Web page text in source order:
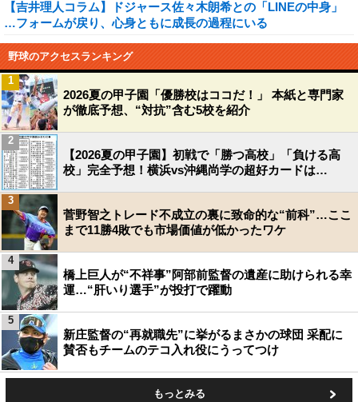
【吉井理人コラム】ドジャース佐々木朗希との「LINEの中身」
…フォームが戻り、心身ともに成長の過程にいる
野球のアクセスランキング
2026夏の甲子園「優勝校はココだ！」 本紙と専門家
が徹底予想、“対抗”含む5校を紹介
1
【2026夏の甲子園】初戦で「勝つ高校」「負ける高
校」完全予想！横浜vs沖縄尚学の超好カードは…
2
菅野智之トレード不成立の裏に致命的な“前科”…ここ
まで11勝4敗でも市場価値が低かったワケ
3
橋上巨人が“不祥事”阿部前監督の遺産に助けられる幸
運…“肝いり選手”が投打で躍動
4
新庄監督の“再就職先”に挙がるまさかの球団 采配に
賛否もチームのテコ入れ役にうってつけ
5
もっとみる